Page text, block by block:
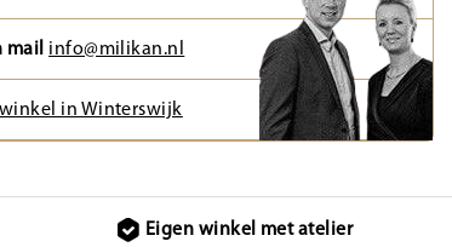
mail info@milikan.nl
in Winterswijk
Eigen winkel met atelier